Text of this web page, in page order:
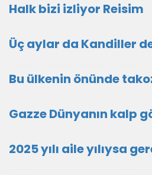
Halk bizi izliyor Reisim
Üç aylar da Kandiller
Bu ülkenin önünde
Gazze Dünyanın kalp
2025 yılı aile yılıysa